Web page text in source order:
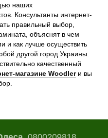
наших
Консультанты интернет-
правильный выбор,
объяснят в чем
и как лучше осуществить
другой город Украины.
качественный
магазине Woodlerи вы